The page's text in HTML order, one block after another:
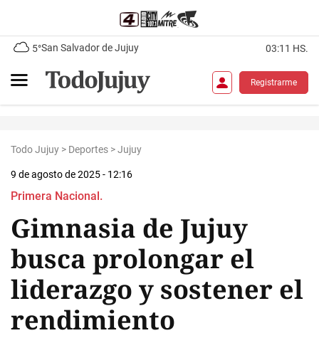
5°San Salvador de Jujuy 03:11 HS.
Registrarme
Todo Jujuy > Deportes >Jujuy
9 de agosto de 2025 - 12:16
Primera Nacional.
Gimnasia de Jujuy
busca prolongar el
liderazgo y sostener el
rendimiento